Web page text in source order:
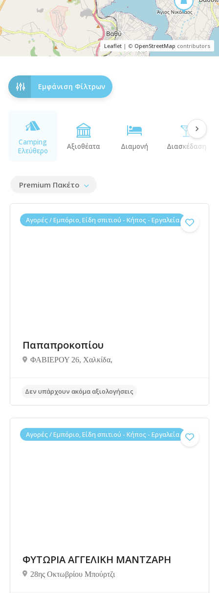
Εμφάνιση Φίλτρων
Camping
Ελεύθερο
Αξιοθέατα Διαμονή Διασκέδαση
Premium Πακέτο
Αγορές / Εμπόριο, Είδη σπιτιού - Κήπος - Εργαλεία
Παπαπροκοπίου
ΦΑΒΙΕΡΟΥ 26, Χαλκίδα,
Αγορές / Εμπόριο, Είδη σπιτιού - Κήπος - Εργαλεία
ΦΥΤΩΡΙΑ ΑΓΓΕΛΙΚΗ ΜΑΝΤΖΑΡΗ
28ης Οκτωβρίου Μπούρτζι
Leaflet | © OpenStreetMap contributors